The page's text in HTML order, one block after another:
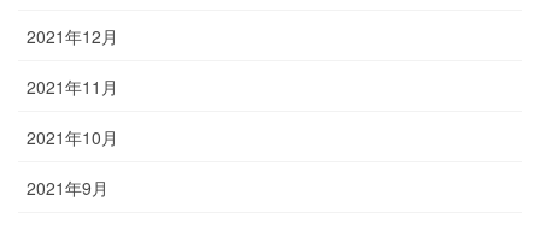
2021年12月
2021年11月
2021年10月
2021年9月